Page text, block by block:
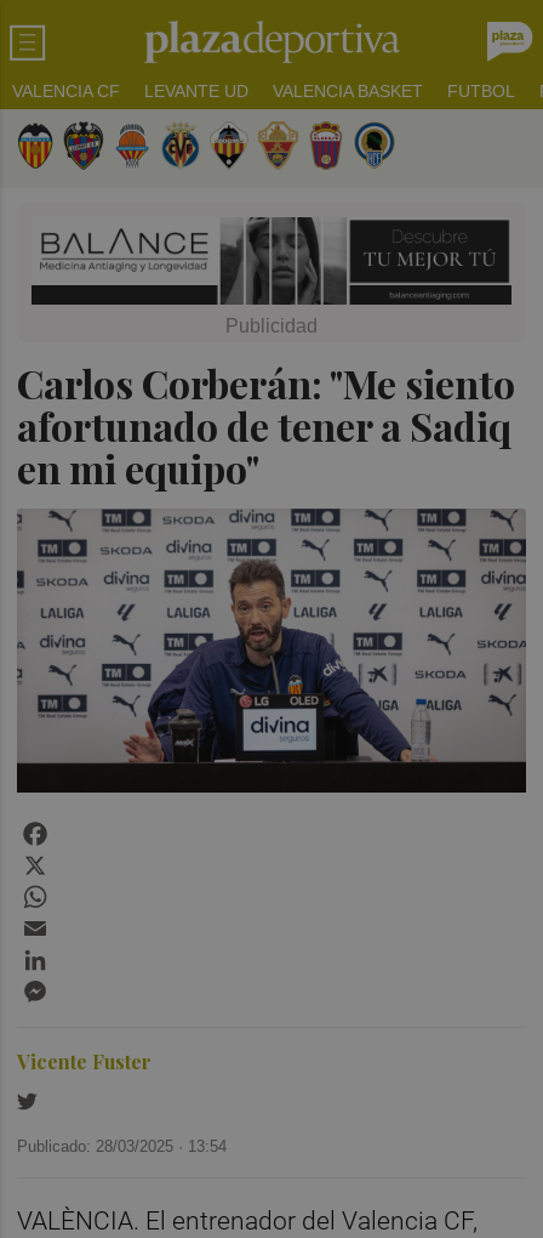
VALENCIA CF LEVANTE UD VALENCIA BASKET FUTBOL
Carlos Corberán: "Me siento
afortunado de tener a Sadiq
en mi equipo"
Vicente Fuster
Publicado: 28/03/2025 · 13:54
VALÈNCIA. El entrenador del Valencia CF,